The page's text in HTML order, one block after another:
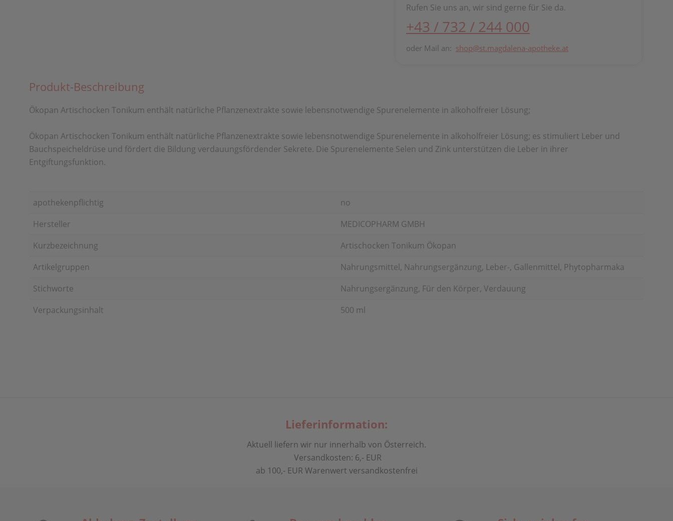
Rufen Sie uns an, wir sind gerne für Sie da.
+43 / 732 / 244 000
oder Mail an: shop@st.magdalena-apotheke.at
Produkt-Beschreibung
Ökopan Artischocken Tonikum enthält natürliche Pflanzenextrakte sowie lebensnotwendige Spurenelemente in alkoholfreier Lösung;
Ökopan Artischocken Tonikum enthält natürliche Pflanzenextrakte sowie lebensnotwendige Spurenelemente in alkoholfreier Lösung; es stimuliert Leber und
Bauchspeicheldrüse und fördert die Bildung verdauungsfördender Sekrete. Die Spurenelemente Selen und Zink unterstützen die Leber in ihrer
Entgiftungsfunktion.
apothekenpflichtig
no
Hersteller
MEDICOPHARM GMBH
Kurzbezeichnung
Artischocken Tonikum Ökopan
Artikelgruppen
Nahrungsmittel, Nahrungsergänzung, Leber-, Gallenmittel, Phytopharmaka
Stichworte
Nahrungsergänzung, Für den Körper, Verdauung
Verpackungsinhalt
500 ml
Lieferinformation:
Aktuell liefern wir nur innerhalb von Österreich.
Versandkosten: 6,- EUR
ab 100,- EUR Warenwert versandkostenfrei